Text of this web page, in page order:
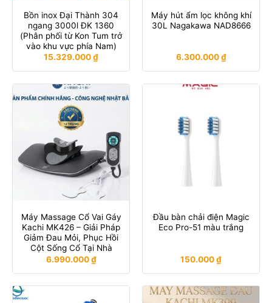
Bồn inox Đại Thành 304
ngang 3000l ĐK 1360
(Phân phối từ Kon Tum trở
vào khu vực phía Nam)
15.329.000₫
Máy hút ẩm lọc không khí
30L Nagakawa NAD8666
6.300.000₫
Máy Massage Cổ Vai Gáy
Kachi MK426 – Giải Pháp
Giảm Đau Mỏi, Phục Hồi
Cột Sống Cổ Tại Nhà
6.990.000₫
Đầu bàn chải điện Magic
Eco Pro-51 màu trắng
150.000₫